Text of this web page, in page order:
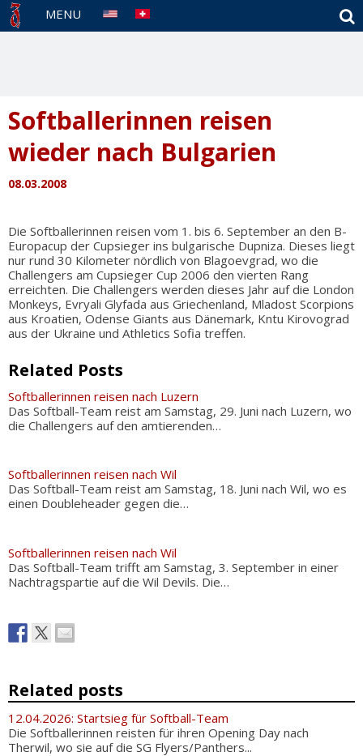
MENU
Softballerinnen reisen
wieder nach Bulgarien
08.03.2008
Die Softballerinnen reisen vom 1. bis 6. September an den B-
Europacup der Cupsieger ins bulgarische Dupniza. Dieses liegt
nur rund 30 Kilometer nördlich von Blagoevgrad, wo die
Challengers am Cupsieger Cup 2006 den vierten Rang
erreichten. Die Challengers werden dieses Jahr auf die London
Monkeys, Evryali Glyfada aus Griechenland, Mladost Scorpions
aus Kroatien, Odense Giants aus Dänemark, Kntu Kirovograd
aus der Ukraine und Athletics Sofia treffen.
Related Posts
Softballerinnen reisen nach Luzern
Das Softball-Team reist am Samstag, 29. Juni nach Luzern, wo
die Challengers auf den amtierenden…
Softballerinnen reisen nach Wil
Das Softball-Team reist am Samstag, 18. Juni nach Wil, wo es
einen Doubleheader gegen die…
Softballerinnen reisen nach Wil
Das Softball-Team trifft am Samstag, 3. September in einer
Nachtragspartie auf die Wil Devils. Die…
Related posts
12.04.2026: Startsieg für Softball-Team
Die Softballerinnen reisten für ihren Opening Day nach
Therwil, wo sie auf die SG Flyers/Panthers...